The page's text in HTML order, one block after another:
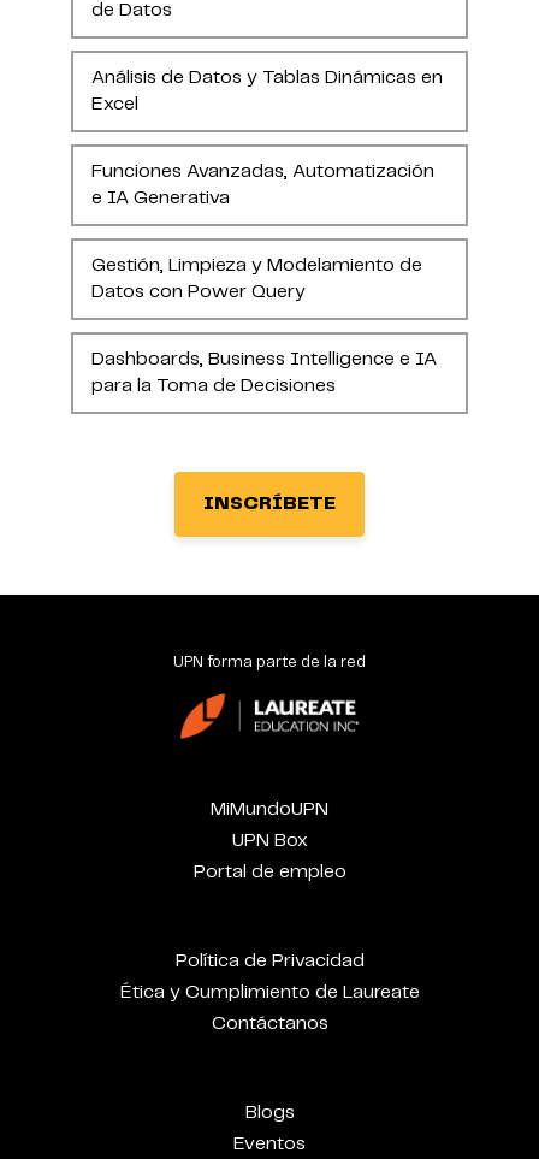
de Datos
Análisis de Datos y Tablas Dinámicas en
Excel
Funciones Avanzadas, Automatización
e IA Generativa
Gestión, Limpieza y Modelamiento de
Datos con Power Query
Dashboards, Business Intelligence e IA
para la Toma de Decisiones
INSCRÍBETE
UPN forma parte de la red
MiMundoUPN
UPN Box
Portal de empleo
Política de Privacidad
Ética y Cumplimiento de Laureate
Contáctanos
Blogs
Eventos